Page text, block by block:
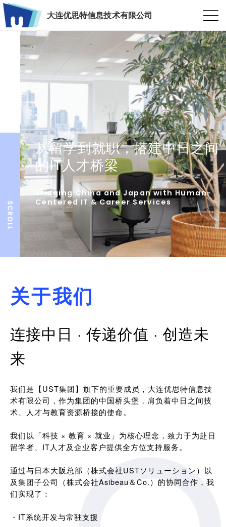
大连优思特信息技术有限公司
从留学到就职，搭建中日之间
的IT人才桥梁
Bridging China and Japan with Human-
Centered IT & Career Services
关于我们
连接中日 · 传递价值 · 创造未
来
我们是【UST集团】旗下的重要成员，大连优思特信息技
术有限公司，作为集团的中国桥头堡，肩负着中日之间技
术、人才与教育资源桥接的使命。
我们以「科技 × 教育 × 就业」为核心理念，致力于为赴日
留学者、IT人才及企业客户提供全方位支持服务。
通过与日本大阪总部（株式会社USTソリューション）以
及集团子公司（株式会社Asibeau＆Co.）的协同合作，我
们实现了：
・IT系统开发与常驻支援